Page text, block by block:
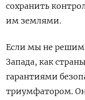
сохранить
им землями.
Если мы не решим
Запада, как
гарантиями
триумфатором. Он